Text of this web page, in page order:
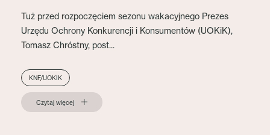
Tuż przed rozpoczęciem sezonu wakacyjnego Prezes
Urzędu Ochrony Konkurencji i Konsumentów (UOKiK),
Tomasz Chróstny, post...
KNF/UOKIK
Czytaj więcej